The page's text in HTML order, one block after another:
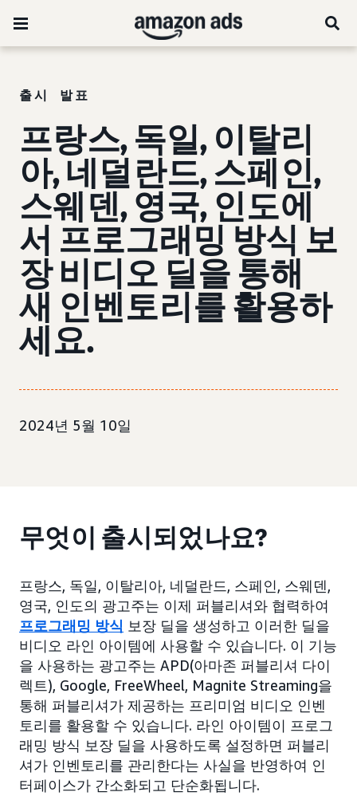
출시 발표
프랑스, 독일, 이탈리
아, 네덜란드, 스페인,
스웨덴, 영국, 인도에
서 프로그래밍 방식 보
장 비디오 딜을 통해
새 인벤토리를 활용하
세요.
2024년 5월 10일
무엇이 출시되었나요?
프랑스, 독일, 이탈리아, 네덜란드, 스페인, 스웨덴,
영국, 인도의 광고주는 이제 퍼블리셔와 협력하여
프로그래밍 방식 보장 딜을 생성하고 이러한 딜을
비디오 라인 아이템에 사용할 수 있습니다. 이 기능
을 사용하는 광고주는 APD(아마존 퍼블리셔 다이
렉트), Google, FreeWheel, Magnite Streaming을
통해 퍼블리셔가 제공하는 프리미엄 비디오 인벤
토리를 활용할 수 있습니다. 라인 아이템이 프로그
래밍 방식 보장 딜을 사용하도록 설정하면 퍼블리
셔가 인벤토리를 관리한다는 사실을 반영하여 인
터페이스가 간소화되고 단순화됩니다.